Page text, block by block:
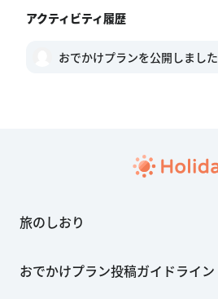
アクティビティ履歴
おでかけプランを公開しました
旅のしおり
おでかけプラン投稿ガイドライン